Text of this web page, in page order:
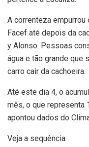
A correnteza
Facef até depois da
y Alonso. Pessoas
água e tão grande que
carro cair da cachoeira.
Até este dia 4, o
mês, o que representa
apontou dados do
Veja a sequência: